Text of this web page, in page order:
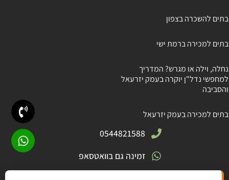
בתים להשכרה בצפון
בתים למכירה ברמת ישי
נחלה, וילה או מגרש? המדריך
למחפשי נדל"ן יוקרה בעמק יזרעאל
והסביבה
בתים למכירה בעמק יזרעאל
0544821588
זמינה גם בוואטסאפ